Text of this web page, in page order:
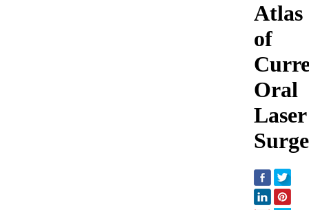
Atlas
of
Oral
Laser